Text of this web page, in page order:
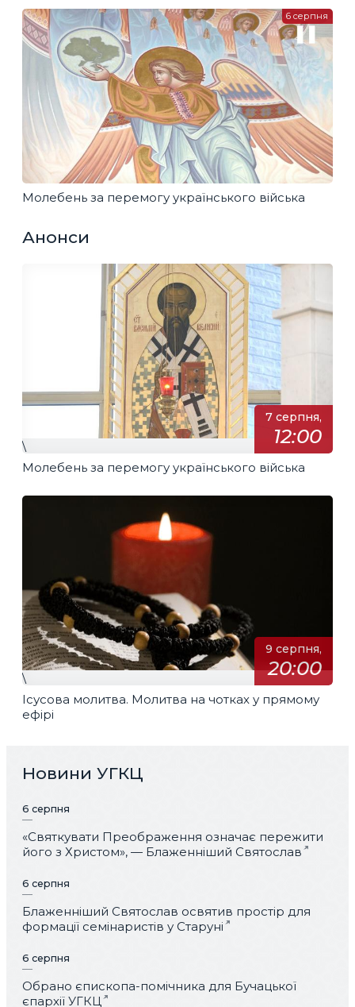
Молебень за перемогу українського війська
6 серпня
Анонси
7 серпня,
12:00
\
Молебень за перемогу українського війська
9 серпня,
20:00
\
Ісусова молитва. Молитва на чотках у прямому
ефірі
Новини УГКЦ
6 серпня
«Святкувати Преображення означає пережити
його з Христом», — Блаженніший Святослав
6 серпня
Блаженніший Святослав освятив простір для
формації семінаристів у Старуні
6 серпня
Обрано єпископа-помічника для Бучацької
єпархії УГКЦ